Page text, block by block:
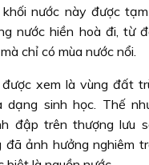
khối nước này được
nước hiền hoà đi, từ
chỉ có mùa nước nổi.
xem là vùng đất
dạng sinh học. Thế
đập trên thượng lưu
đã ảnh hưởng nghiêm